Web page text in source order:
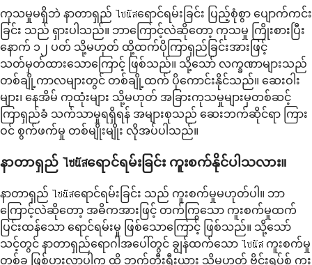
ကုသမှုမရှိဘဲ နာတာရှည် ไซนัสရောင်ရမ်းခြင်း ပြည့်စုံစွာ ပျောက်ကင်း
ခြင်း သည် ရှားပါသည်။ ဘာကြောင့်လဲဆိုတော့ ကုသမှု ကြိုးစားပြီး
နောက် ၁၂ ပတ် သို့မဟုတ် ထို့ထက်ပိုကြာရှည်ခြင်းအားဖြင့်
သတ်မှတ်ထားသောကြောင့် ဖြစ်သည်။ သို့သော် လက္ခဏာများသည်
တစ်ချို့ကာလများတွင် တစ်ချို့ထက် ပိုကောင်းနိုင်သည်။ ဆေးဝါး
များ၊ နေအိမ် ကုထုံးများ သို့မဟုတ် အခြားကုသမှုများမှတစ်ဆင့်
ကြာရှည်ခံ သက်သာမှုရရှိရန် အများစုသည် ဆေးဘက်ဆိုင်ရာ ကြား
ဝင် စွက်ဖက်မှု တစ်မျိုးမျိုး လိုအပ်ပါသည်။
နာတာရှည် ไซนัสရောင်ရမ်းခြင်း ကူးစက်နိုင်ပါသလား။
နာတာရှည် ไซนัสရောင်ရမ်းခြင်း သည် ကူးစက်မှုမဟုတ်ပါ။ ဘာ
ကြောင့်လဲဆိုတော့ အဓိကအားဖြင့် တက်ကြွသော ကူးစက်မှုထက်
ပြင်းထန်သော ရောင်ရမ်းမှု ဖြစ်သောကြောင့် ဖြစ်သည်။ သို့သော်
သင့်တွင် နာတာရှည်ရောဂါအပေါ်တွင် ချွန်ထက်သော ไซนัส ကူးစက်မှု
တစ်ခု ဖြစ်ပွားလာပါက ထို ဘက်တီးရီးယား သို့မဟုတ် ဗိုင်းရပ်စ် ကူး